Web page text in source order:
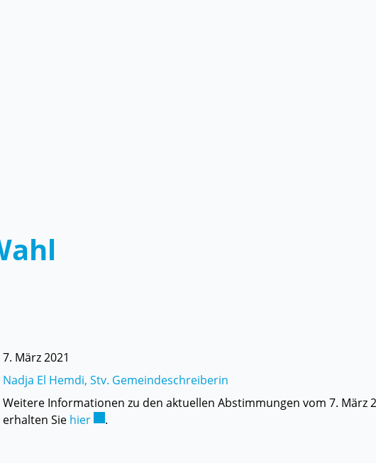
7. März 2021
Nadja El Hemdi, Stv. Gemeindeschreiberin
Weitere Informationen zu den aktuellen Abstimmungen vom 7. März
erhalten Sie hierExterner Link wird in einem neuen Fenster geöffnet.
.